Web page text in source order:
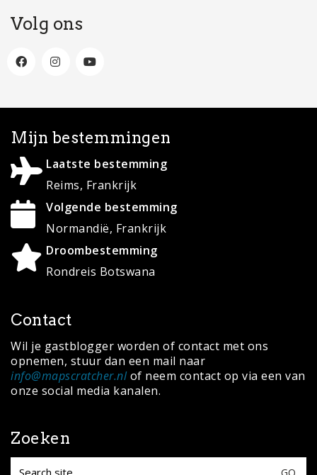
Volg ons
Mijn bestemmingen
Laatste bestemming
Reims, Frankrijk
Volgende bestemming
Normandië, Frankrijk
Droombestemming
Rondreis Botswana
Contact
Wil je gastblogger worden of contact met ons
opnemen, stuur dan een mail naar
info@mapscratcher.nlof neem contact op via een van
onze social media kanalen.
Zoeken
Search